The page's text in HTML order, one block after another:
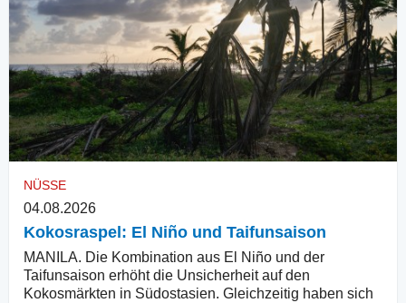
NÜSSE
04.08.2026
Kokosraspel: El Niño und Taifunsaison
MANILA. Die Kombination aus El Niño und der
Taifunsaison erhöht die Unsicherheit auf den
Kokosmärkten in Südostasien. Gleichzeitig haben sich